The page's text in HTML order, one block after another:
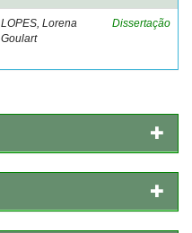
LOPES, Lorena
Goulart
Dissertação